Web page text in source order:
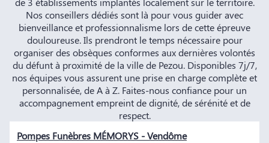
Nos conseillers dédiés sont là pour vous guider avec
bienveillance et professionnalisme lors de cette épreuve
douloureuse. Ils prendront le temps nécessaire pour
organiser des obsèques conformes aux dernières volontés
du défunt à proximité de la ville de Pezou. Disponibles 7j/7,
nos équipes vous assurent une prise en charge complète et
personnalisée, de A à Z. Faites-nous confiance pour un
accompagnement empreint de dignité, de sérénité et de
respect.
Pompes Funèbres MÉMORYS - Vendôme